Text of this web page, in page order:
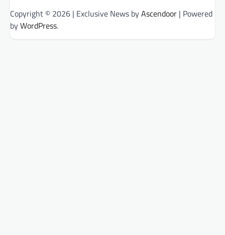
Copyright © 2026 | Exclusive News byAscendoor | Powered
byWordPress.